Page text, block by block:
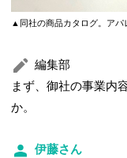
▲同社の商品カタログ。アパ
編集部
まず、御社の事業内
か。
伊藤さん